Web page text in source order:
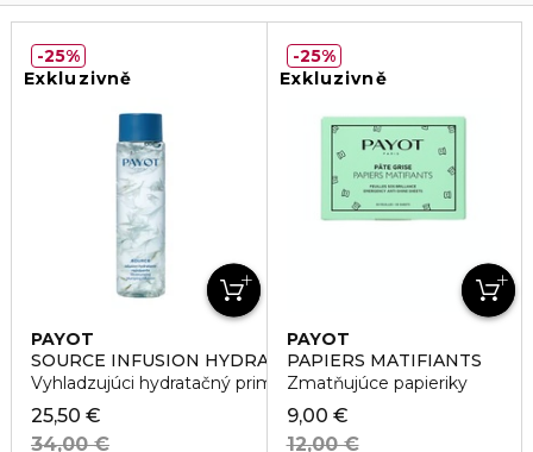
Exkluzivně
PAYOT
SOURCE INFUSION HYDRATANTE REPULPANTE
Vyhladzujúci hydratačný primer
25,50 €
34,00 €
25%
Exkluzivně
PAYOT
PAPIERS MATIFIANTS
Zmatňujúce papieriky
9,00 €
12,00 €
25%